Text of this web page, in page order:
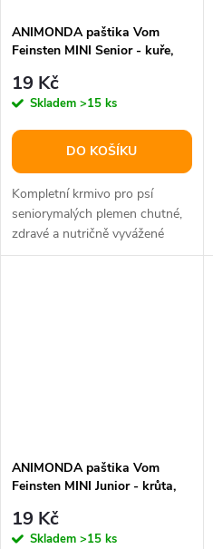
ANIMONDA paštika Vom
Feinsten MINI Senior - kuře,
19 Kč
Skladem >15 ks
DO KOŠÍKU
Kompletní krmivo pro psí
seniorymalých plemen chutné,
zdravé a nutričně vyvážené
krmivo z vybraných surovin
ANIMONDA paštika Vom
Feinsten MINI Junior - krůta,
19 Kč
Skladem >15 ks